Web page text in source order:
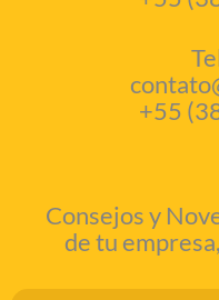
+55
Consejos y
de tu